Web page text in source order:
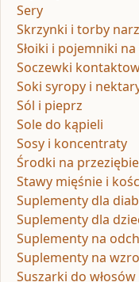
Sery
Skrzynki i torby
Słoiki i pojemniki
Soczewki
Soki syropy i
Sól i pieprz
Sole do kąpieli
Sosy i koncentraty
Środki na
Stawy mięśnie i
Suplementy dla
Suplementy dla
Suplementy na
Suplementy na
Suszarki do włosów